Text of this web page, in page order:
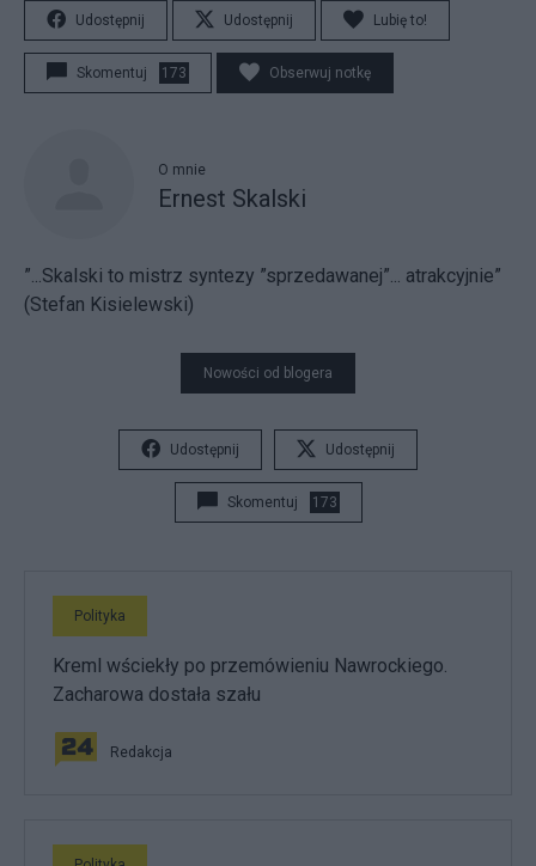
Udostępnij Udostępnij Lubię to!
Skomentuj 173 Obserwuj notkę
O mnie
Ernest Skalski
”...Skalski to mistrz syntezy ”sprzedawanej”... atrakcyjnie”
(Stefan Kisielewski)
Nowości od blogera
Udostępnij Udostępnij
Skomentuj 173
Polityka
Kreml wściekły po przemówieniu Nawrockiego.
Zacharowa dostała szału
Redakcja